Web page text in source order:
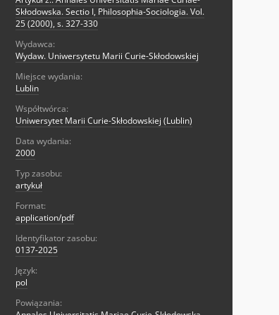
Skłodowska. Sectio I, Philosophia-Sociologia. Vol.
25 (2000), s. 327-330
Wydawca:
Wydaw. Uniwersytetu Marii Curie-Skłodowskiej
Miejsce wydania:
Lublin
Współtwórca:
Uniwersytet Marii Curie-Skłodowskiej (Lublin)
Data wydania:
2000
Typ zasobu:
artykuł
Format:
application/pdf
Identyfikator zasobu:
0137-2025
Język:
pol
Powiązania: